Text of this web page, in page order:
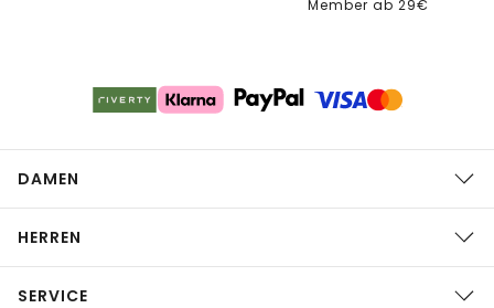
Member ab 29€
DAMEN
HERREN
SERVICE